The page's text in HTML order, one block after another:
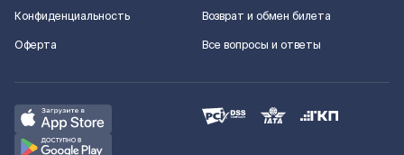
Конфиденциальность
Оферта
Возврат и обмен билета
Все вопросы и ответы